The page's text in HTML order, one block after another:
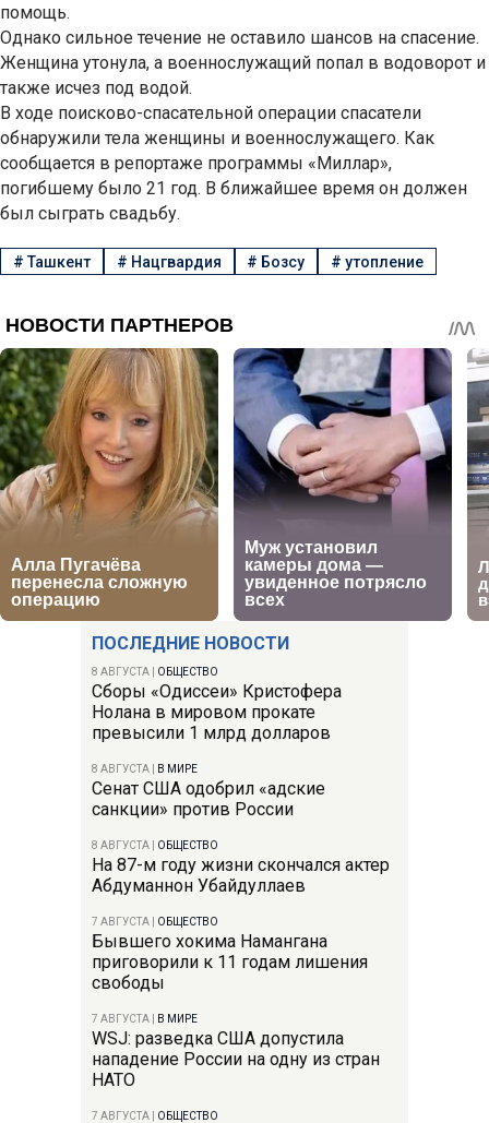
ПОСЛЕДНИЕ НОВОСТИ
8 АВГУСТА ОБЩЕСТВО
Сборы «Одиссеи» Кристофера
Нолана в мировом прокате
превысили 1 млрд долларов
8 АВГУСТА В МИРЕ
Сенат США одобрил «адские
санкции» против России
8 АВГУСТА ОБЩЕСТВО
На 87-м году жизни скончался актер
Абдуманнон Убайдуллаев
7 АВГУСТА ОБЩЕСТВО
Бывшего хокима Намангана
приговорили к 11 годам лишения
свободы
7 АВГУСТА В МИРЕ
WSJ: разведка США допустила
нападение России на одну из стран
НАТО
7 АВГУСТА ОБЩЕСТВО
помощь.
Однако сильное течение не оставило шансов на спасение.
Женщина утонула, а военнослужащий попал в водоворот и
также исчез под водой.
В ходе поисково-спасательной операции спасатели
обнаружили тела женщины и военнослужащего. Как
сообщается в репортаже программы «Миллар»,
погибшему было 21 год. В ближайшее время он должен
был сыграть свадьбу.
#Ташкент # Нацгвардия # Бозсу #утопление